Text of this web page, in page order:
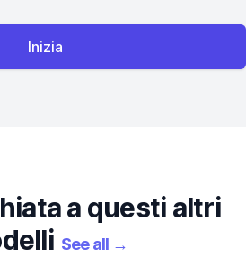
Inizia
a questi altri
See all →